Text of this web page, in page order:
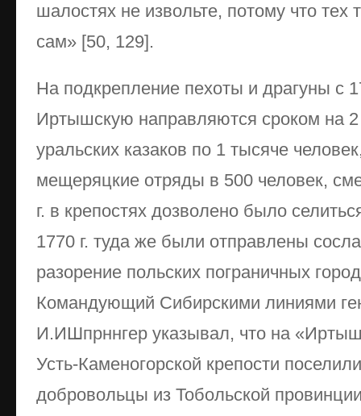
шалостях не извольте, потому что тех
сам» [50, 129].
На подкрепление пехоты и драгуны с
Иртышскую направляются сроком на
уральских казаков по 1 тысяче
мещеряцкие отряды в 500 человек,
г. в крепостях дозволено было
1770 г. туда же были отправлены
разорение польских пограничных
Командующий Сибирскими линиями
И.ИШпрннгер указывал, что на
Усть-Каменогорской крепости
добровольцы из Тобольской